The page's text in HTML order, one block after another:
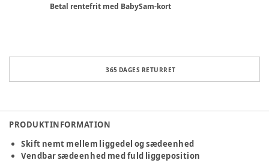
Betal rentefrit med BabySam-kort
365 DAGES RETURRET
PRODUKTINFORMATION
Skift nemt mellem liggedel og sædeenhed
Vendbar sædeenhed med fuld liggeposition